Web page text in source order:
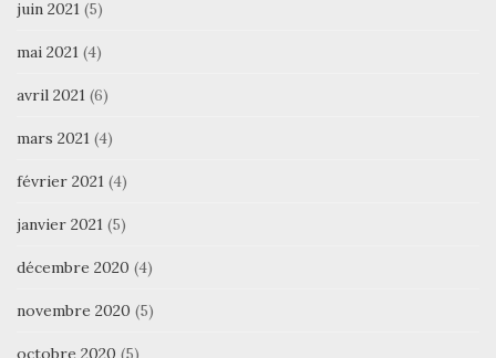
juin 2021 (5)
mai 2021 (4)
avril 2021 (6)
mars 2021 (4)
février 2021 (4)
janvier 2021 (5)
décembre 2020 (4)
novembre 2020 (5)